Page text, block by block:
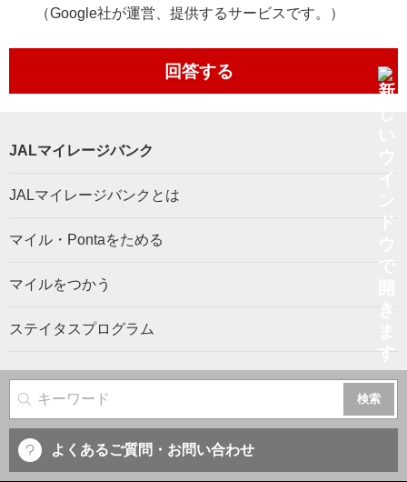
（Google社が運営、提供するサービスです。）
回答する
JALマイレージバンク
JALマイレージバンクとは
マイル・Pontaをためる
マイルをつかう
ステイタスプログラム
サイト内検索
よくあるご質問・お問い合わせ